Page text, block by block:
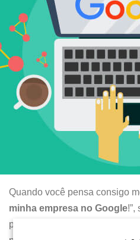
Quando você pensa consigo
minha empresa no Google!”,
poderosa solução digital que